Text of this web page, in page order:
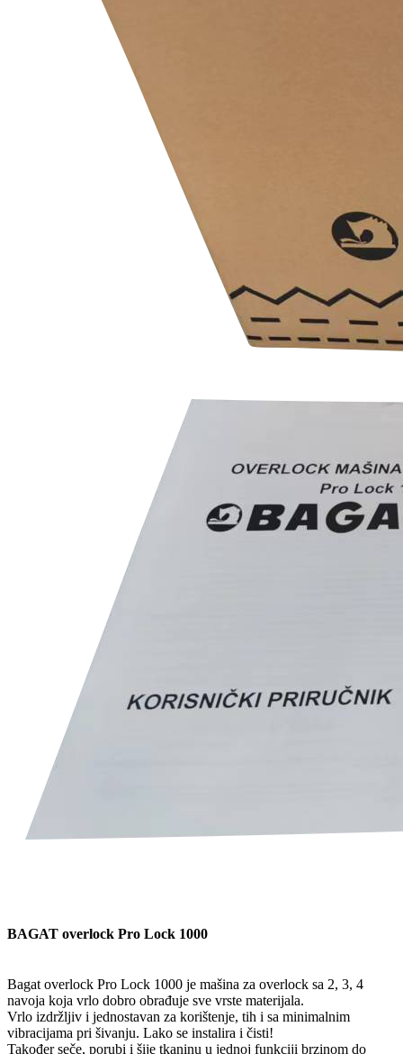
BAGAT overlock Pro Lock 1000
Bagat overlock Pro Lock 1000 je mašina za overlock sa 2, 3, 4
navoja koja vrlo dobro obrađuje sve vrste materijala.
Vrlo izdržljiv i jednostavan za korištenje, tih i sa minimalnim
vibracijama pri šivanju. Lako se instalira i čisti!
Također seče, porubi i šije tkaninu u jednoj funkciji brzinom do